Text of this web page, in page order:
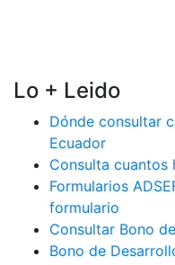
Lo + Leido
Dónde consultar
Ecuador
Consulta cuantos
Formularios
formulario
Consultar Bono
Bono de